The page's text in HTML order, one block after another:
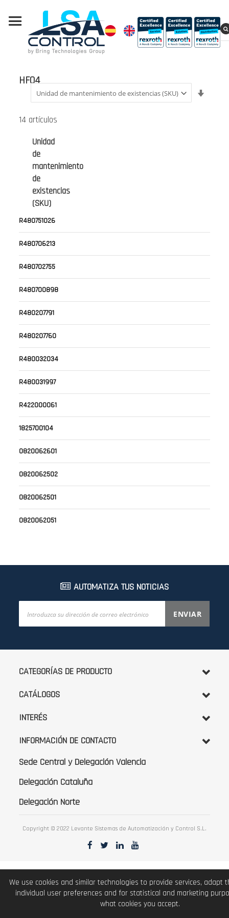
HF04
14 artículos
Unidad
de
mantenimiento
de
existencias
(SKU)
R480751026
R480706213
R480702755
R480700898
R480207791
R480207760
R480032034
R480031997
R422000061
1825700104
0820062601
0820062502
0820062501
0820062051
AUTOMATIZA TUS NOTICIAS
noticias:
ENVIAR
CATEGORÍAS DE PRODUCTO
CATÁLOGOS
INTERÉS
INFORMACIÓN DE CONTACTO
Sede Central y Delegación Valencia
Delegación Cataluña
Delegación Norte
Copyright © 2022 Levante Sistemas de Automatización y Control S.L.
We use cookies and similar technologies to provide services, adapt
individual user preferences and for statistical and marketing
what cookies you accept.